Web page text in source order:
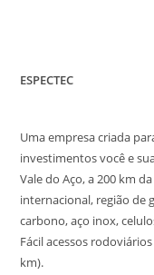
ESPECTEC
Uma empresa criada
investimentos você e
Vale do Aço, a 200 km
internacional, região de
carbono, aço inox,
Fácil acessos
km).